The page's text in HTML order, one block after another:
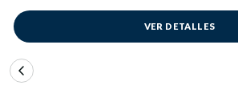
VER DETALLES